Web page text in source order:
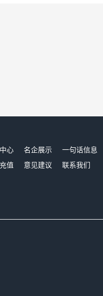
心 名企展示 一句话信息
值 意见建议 联系我们